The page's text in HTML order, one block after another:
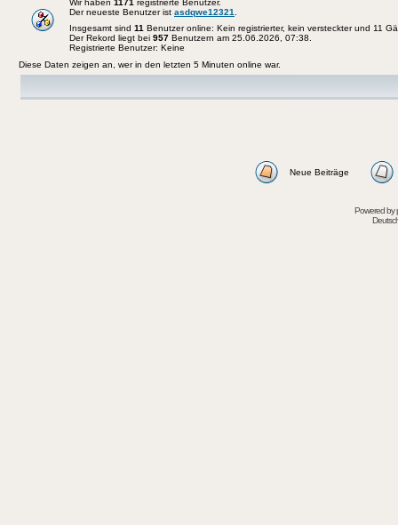
Wir haben 1171 registrierte Benutzer.
Der neueste Benutzer ist asdqwe12321
Insgesamt sind 11 Benutzer online: Kein registrierter, kein versteckter und 11
Der Rekord liegt bei 957 Benutzern am 25.06.2026, 07:38.
Registrierte Benutzer: Keine
Diese Daten zeigen an, wer in den letzten 5 Minuten online war.
Neue Beiträge
Powered by